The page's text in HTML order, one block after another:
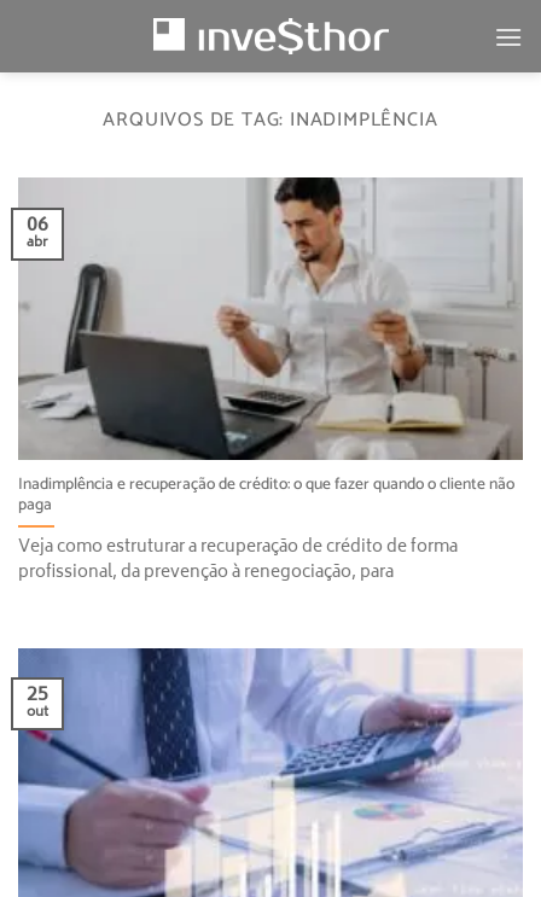
content
ARQUIVOS DE TAG: INADIMPLÊNCIA
Inadimplência e recuperação de crédito: o que fazer quando o cliente não
paga
Veja como estruturar a recuperação de crédito de forma
profissional, da prevenção à renegociação, para
06
abr
25
out